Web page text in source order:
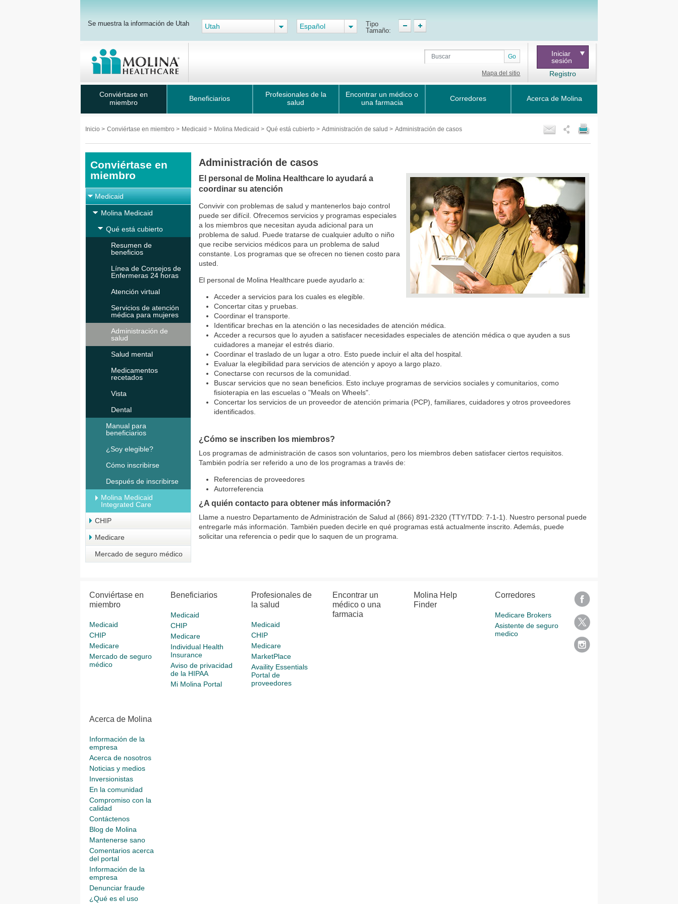
Se muestra la información de Utah Utah Español
Tipo
Tamaño:
Go
Mapa del sitio
Iniciar
sesión
Registro
Conviértase en
miembro
Beneficiarios
Profesionales de la
salud
Encontrar un médico o
una farmacia
Corredores Acerca de Molina
Inicio > Conviértase en miembro > Medicaid > Molina Medicaid > Qué está cubierto > Administración de salud > Administración de casos
Conviértase en
miembro
Medicaid
Molina Medicaid
Qué está cubierto
Resumen de
beneficios
Línea de Consejos de
Enfermeras 24 horas
Atención virtual
Servicios de atención
médica para mujeres
Administración de
salud
Salud mental
Medicamentos
recetados
Vista
Dental
Manual para
beneficiarios
¿Soy elegible?
Cómo inscribirse
Después de inscribirse
Molina Medicaid
Integrated Care
CHIP
Medicare
Mercado de seguro médico
Administración de casos
El personal de Molina Healthcare lo ayudará a
coordinar su atención
Convivir con problemas de salud y mantenerlos bajo control
puede ser difícil. Ofrecemos servicios y programas especiales
a los miembros que necesitan ayuda adicional para un
problema de salud. Puede tratarse de cualquier adulto o niño
que recibe servicios médicos para un problema de salud
constante. Los programas que se ofrecen no tienen costo para
usted.
El personal de Molina Healthcare puede ayudarlo a:
Acceder a servicios para los cuales es elegible.
Concertar citas y pruebas.
Coordinar el transporte.
Identificar brechas en la atención o las necesidades de atención médica.
Acceder a recursos que lo ayuden a satisfacer necesidades especiales de atención médica o que ayuden a sus
cuidadores a manejar el estrés diario.
Coordinar el traslado de un lugar a otro. Esto puede incluir el alta del hospital.
Evaluar la elegibilidad para servicios de atención y apoyo a largo plazo.
Conectarse con recursos de la comunidad.
Buscar servicios que no sean beneficios. Esto incluye programas de servicios sociales y comunitarios, como
fisioterapia en las escuelas o "Meals on Wheels".
Concertar los servicios de un proveedor de atención primaria (PCP), familiares, cuidadores y otros proveedores
identificados.
¿Cómo se inscriben los miembros?
Los programas de administración de casos son voluntarios, pero los miembros deben satisfacer ciertos requisitos.
También podría ser referido a uno de los programas a través de:
Referencias de proveedores
Autorreferencia
¿A quién contacto para obtener más información?
Llame a nuestro Departamento de Administración de Salud al (866) 891-2320 (TTY/TDD: 7-1-1). Nuestro personal puede
entregarle más información. También pueden decirle en qué programas está actualmente inscrito. Además, puede
solicitar una referencia o pedir que lo saquen de un programa.
Conviértase en
miembro
Medicaid
CHIP
Medicare
Mercado de seguro
médico
Beneficiarios
Medicaid
CHIP
Medicare
Individual Health
Insurance
Aviso de privacidad
de la HIPAA
Mi Molina Portal
Profesionales de
la salud
Medicaid
CHIP
Medicare
MarketPlace
Availity Essentials
Portal de
proveedores
Encontrar un
médico o una
farmacia
Molina Help
Finder
Corredores
Medicare Brokers
Asistente de seguro
medico
Acerca de Molina
Información de la
empresa
Acerca de nosotros
Noticias y medios
Inversionistas
En la comunidad
Compromiso con la
calidad
Contáctenos
Blog de Molina
Mantenerse sano
Comentarios acerca
del portal
Información de la
empresa
Denunciar fraude
¿Qué es el uso